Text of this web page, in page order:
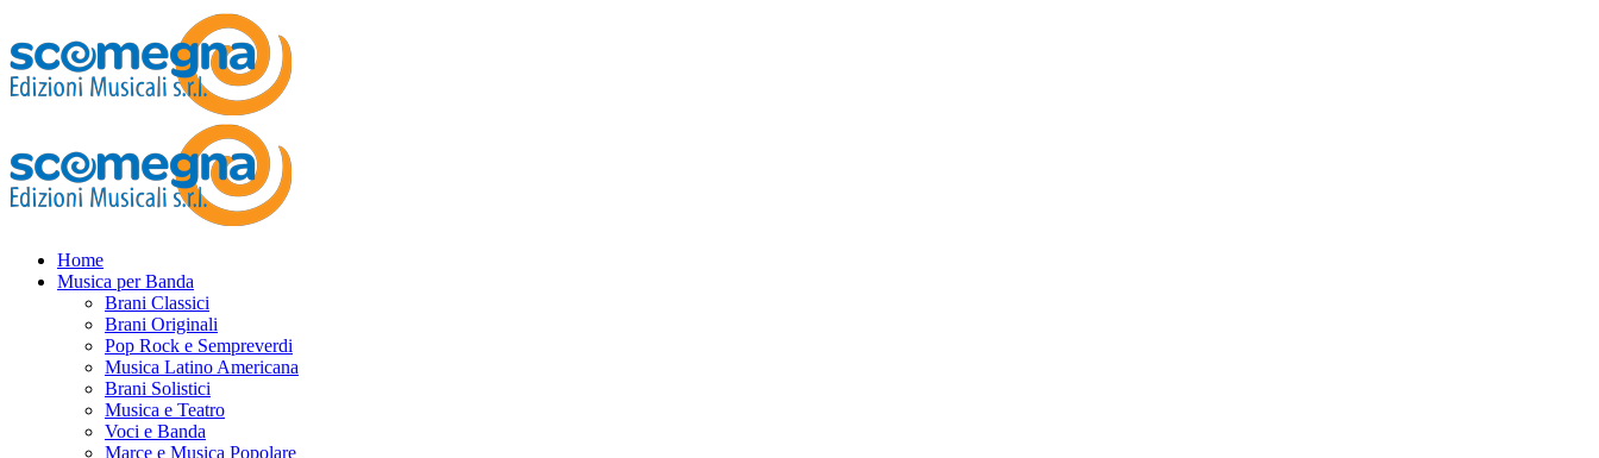
Home
Musica per Banda
Brani Classici
Brani Originali
Pop Rock e Sempreverdi
Musica Latino Americana
Brani Solistici
Musica e Teatro
Voci e Banda
Marce e Musica Popolare